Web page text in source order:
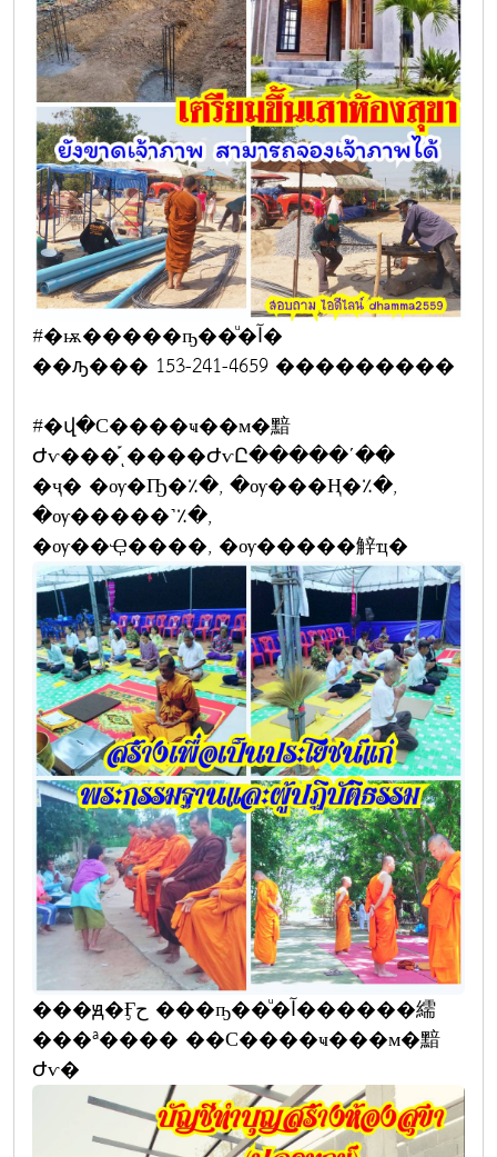
#�ѭ�����ҧ��ͧ�آ�
��ԡ��� 153-241-4659 ���������
#�վ�С����ҹ��м�黯
Ժѵ���֡ͺ����ԺѵԸ�����ʹ��
�ҷ� �ѹ�Ҧ�٪�, �ѹ���Ң�٪�,
�ѹ�����˺٪�,
�ѹ��Ҿ����, �ѹ�����觪ҵ�
���ԭ�Ӻح ���ҧ��ͧ�آ������繻
���ª���� ��С����ҹ���м�黯
Ժѵ�